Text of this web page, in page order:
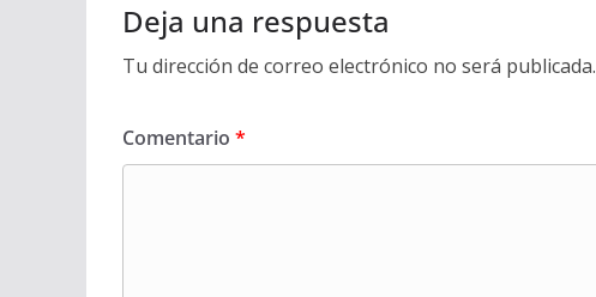
Deja una respuesta
Tu dirección de correo electrónico no será publicada.
Comentario *